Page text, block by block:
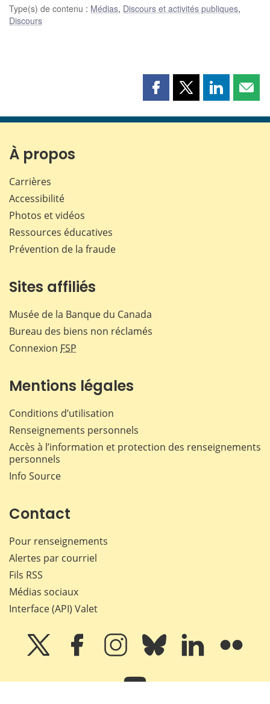
Type(s) de contenu : Médias, Discours et activités publiques,
Discours
Partager
page
Partager
page
Partager
page page
À propos
Carrières
Accessibilité
Photos et vidéos
Ressources éducatives
Prévention de la fraude
Sites affiliés
Musée de la Banque du Canada
Bureau des biens non réclamés
Connexion FSP
Mentions légales
Conditions d’utilisation
Renseignements personnels
Accès à l’information et protection des renseignements
personnels
Info Source
Contact
Pour renseignements
Alertes par courriel
Fils RSS
Médias sociaux
Interface (API) Valet